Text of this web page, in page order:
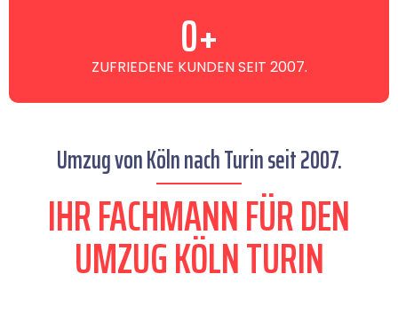
ZUFRIEDENE KUNDEN SEIT 2007.
0+
Umzug von Köln nach Turin seit 2007.
IHR FACHMANN FÜR DEN
UMZUG KÖLN TURIN